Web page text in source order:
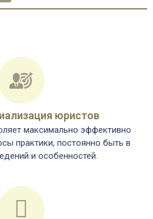
юристов
максимально эффективно
практики, постоянно быть в
и особенностей.